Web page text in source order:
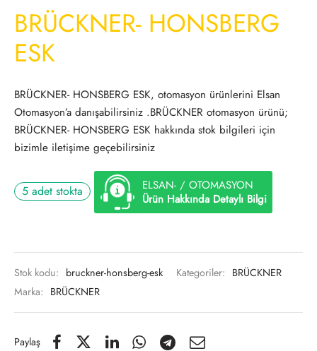
BRÜCKNER- HONSBERG
ESK
BRÜCKNER- HONSBERG ESK, otomasyon ürünlerini Elsan
Otomasyon’a danışabilirsiniz .BRÜCKNER otomasyon ürünü;
BRÜCKNER- HONSBERG ESK hakkında stok bilgileri için
bizimle iletişime geçebilirsiniz
5 adet stokta
ELSAN- / OTOMASYON
Ürün Hakkında Detaylı Bilgi
Stok kodu: bruckner-honsberg-esk Kategoriler: BRÜCKNER
Marka: BRÜCKNER
Paylaş